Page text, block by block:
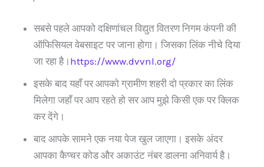
सबसे पहले आपको दक्षिणांचल विद्युत वितरण निगम कंपनी की
ऑफिसियल वेबसाइट पर जाना होगा। जिसका लिंक नीचे दिया
जा रहा है। https://www.dvvnl.org/
इसके बाद यहाँ पर आपको ग्रामीण शहरी दो प्रकार का लिंक
मिलेगा जहाँ पर आप रहते हो सर आप मुझे किसी एक पर क्लिक
कर देंगे।
बाद आपके सामने एक नया पेज खुल जाएगा। इसके अंदर
आपका कैप्चर कोड और अकाउंट नंबर डालना अनिवार्य है।